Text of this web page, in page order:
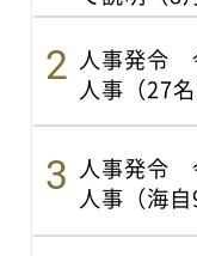
人事発令
人事（27名
人事発令
人事（海自